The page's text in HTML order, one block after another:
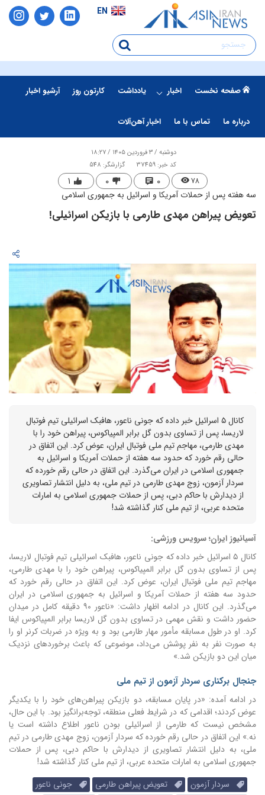
EN
صفحه نخست اخبار یادداشت کارتون روز آرشیو اخبار
درباره ما تماس با ما اخبار آهن‌آلات
دوشنبه / ۳ فروردین ۱۴۰۵ / ۱۸:۲۷
کد خبر: 37459
گزارشگر: 548
۷۸ ۰ ۰ ۱
سه هفته پس از حملات آمریکا و اسرائیل به جمهوری اسلامی
تعویض پیراهن مهدی طارمی با بازیکن اسرائیلی!
کانال ۵ اسرائیل خبر داده که جونی ناعور، هافبک اسرائیلی تیم فوتبال
لاریسا، پس از تساوی بدون گل برابر المپیاکوس، پیراهن خود را با
مهدی طارمی، مهاجم تیم ملی فوتبال ایران، عوض کرد. این اتفاق در
حالی رقم خورد که حدود سه هفته از حملات آمریکا و اسرائیل به
جمهوری اسلامی در ایران می‌گذرد. این اتفاق در حالی رقم خورده که
سردار آزمون، زوج مهدی طارمی در تیم ملی، به دلیل انتشار تصاویری
از دیدارش با حاکم دبی، پس از حملات جمهوری اسلامی به امارات
متحده عربی، از تیم ملی کنار گذاشته شد!
آسیانیوز ایران؛ سرویس ورزشی:
کانال ۵ اسرائیل خبر داده که جونی ناعور، هافبک اسرائیلی تیم فوتبال لاریسا،
پس از تساوی بدون گل برابر المپیاکوس، پیراهن خود را با مهدی طارمی،
مهاجم تیم ملی فوتبال ایران، عوض کرد. این اتفاق در حالی رقم خورد که
حدود سه هفته از حملات آمریکا و اسرائیل به جمهوری اسلامی در ایران
می‌گذرد.
این کانال در ادامه اظهار داشت: «ناعور ۹۰ دقیقه کامل در میدان
حضور داشت و نقش مهمی در تساوی بدون گل لاریسا برابر المپیاکوس ایفا
کرد. او در طول مسابقه مأمور مهار طارمی بود و به ویژه در ضربات کرنر او را
به صورت نفر به نفر پوشش می‌داد، موضوعی که باعث برخوردهای نزدیک
میان این دو بازیکن شد.»
جنجال برکناری سردار آزمون از تیم ملی
در ادامه آمده: «در پایان مسابقه، دو بازیکن پیراهن‌های خود را با یکدیگر
عوض کردند؛ اقدامی که در شرایط فعلی منطقه، توجه‌برانگیز بود. با این حال،
مشخص نیست که طارمی از اسرائیلی بودن ناعور اطلاع داشته است یا
نه.» این اتفاق در حالی رقم خورده که سردار آزمون، زوج مهدی طارمی در تیم
ملی، به دلیل انتشار تصاویری از دیدارش با حاکم دبی، پس از حملات
جمهوری اسلامی به امارات متحده عربی، از تیم ملی کنار گذاشته شد!
سردار آزمون
تعویض پیراهن طارمی
جونی ناعور